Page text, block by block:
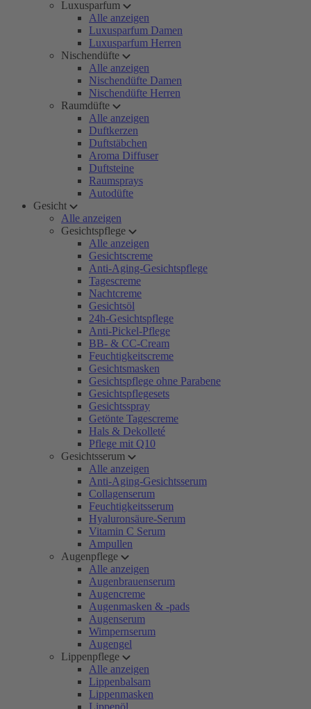
Luxusparfum
Alle anzeigen
Luxusparfum Damen
Luxusparfum Herren
Nischendüfte
Alle anzeigen
Nischendüfte Damen
Nischendüfte Herren
Raumdüfte
Alle anzeigen
Duftkerzen
Duftstäbchen
Aroma Diffuser
Duftsteine
Raumsprays
Autodüfte
Gesicht
Alle anzeigen
Gesichtspflege
Alle anzeigen
Gesichtscreme
Anti-Aging-Gesichtspflege
Tagescreme
Nachtcreme
Gesichtsöl
24h-Gesichtspflege
Anti-Pickel-Pflege
BB- & CC-Cream
Feuchtigkeitscreme
Gesichtsmasken
Gesichtspflege ohne Parabene
Gesichtspflegesets
Gesichtsspray
Getönte Tagescreme
Hals & Dekolleté
Pflege mit Q10
Gesichtsserum
Alle anzeigen
Anti-Aging-Gesichtsserum
Collagenserum
Feuchtigkeitsserum
Hyaluronsäure-Serum
Vitamin C Serum
Ampullen
Augenpflege
Alle anzeigen
Augenbrauenserum
Augencreme
Augenmasken & -pads
Augenserum
Wimpernserum
Augengel
Lippenpflege
Alle anzeigen
Lippenbalsam
Lippenmasken
Lippenöl